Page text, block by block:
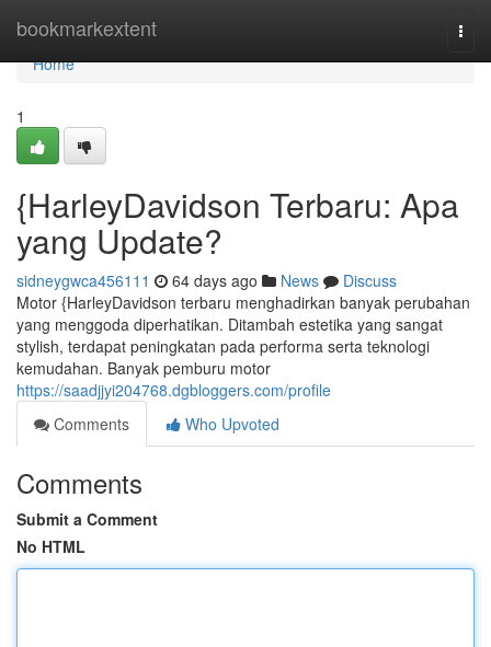
bookmarkextent
Home
Home
1
{HarleyDavidson Terbaru: Apa
yang Update?
sidneygwca456111 64 days ago News
Discuss
Motor {HarleyDavidson terbaru menghadirkan banyak perubahan
yang menggoda diperhatikan. Ditambah estetika yang sangat
stylish, terdapat peningkatan pada performa serta teknologi
kemudahan. Banyak pemburu motor
https://saadjjyi204768.dgbloggers.com/profile
Comments
Who Upvoted
Comments
Submit a Comment
No HTML